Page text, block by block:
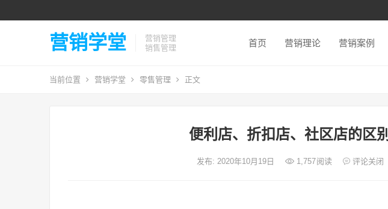
营销学堂
营销管理
销售管理
首页 营销理论 营销案例
当前位置 营销学堂 零售管理 正文
便利店、折扣店、社区店的区别
发布: 2020年10月19日 1,757阅读 评论关闭